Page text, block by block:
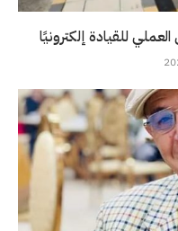
للقيادة إلكترونيًا